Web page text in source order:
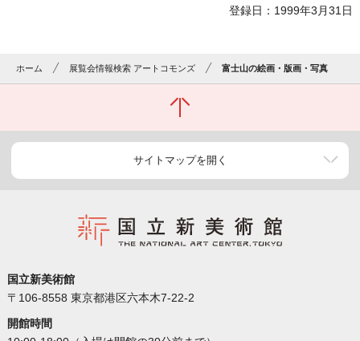
登録日：1999年3月31日
ホーム 展覧会情報検索 アートコモンズ 富士山の絵画・版画・写真
サイトマップを開く
国立新美術館
〒106-8558 東京都港区六本木7-22-2
開館時間